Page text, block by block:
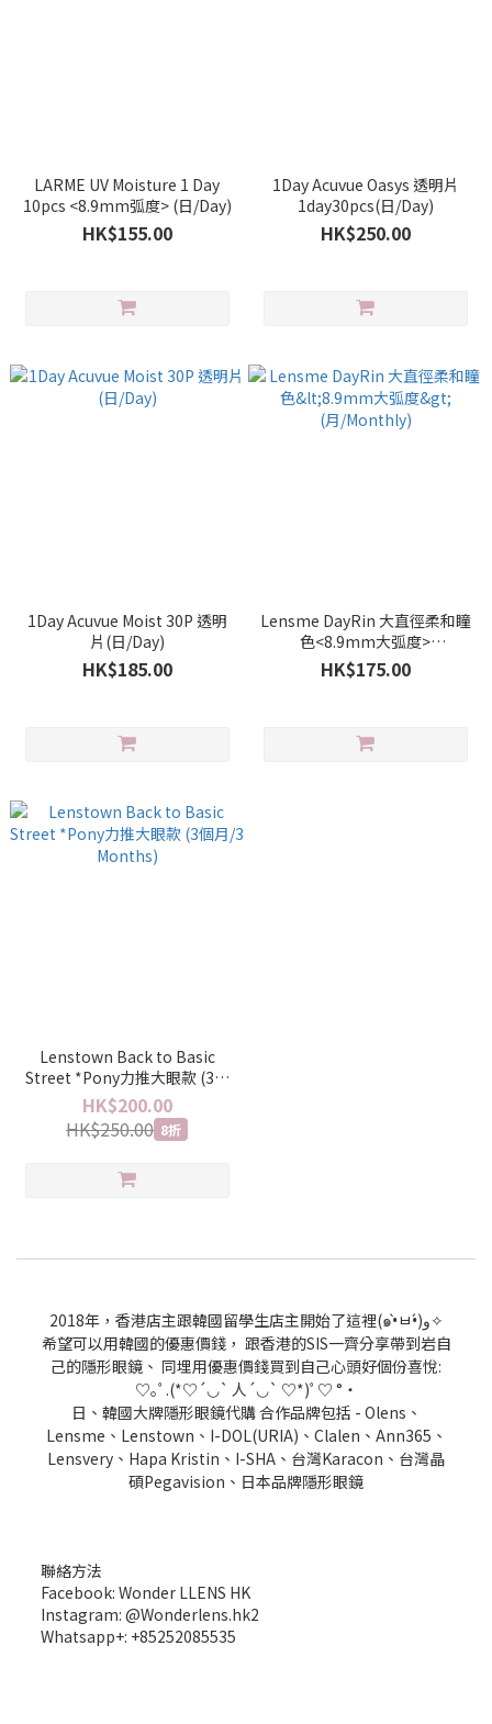
LARME UV Moisture 1 Day
10pcs <8.9mm弧度> (日/Day)
HK$155.00
1Day Acuvue Oasys 透明片
1day30pcs(日/Day)
HK$250.00
1Day Acuvue Moist 30P 透明
片(日/Day)
HK$185.00
Lensme DayRin 大直徑柔和瞳
色<8.9mm大弧度>
(月/Monthly)
HK$175.00
Lenstown Back to Basic
Street *Pony力推大眼款 (3個
月/3 Months)
HK$200.00
HK$250.00 8折
2018年，香港店主跟韓國留學生店主開始了這裡(๑•̀ㅂ•́)و✧
希望可以用韓國的優惠價錢， 跟香港的SIS一齊分享帶到岩自
己的隱形眼鏡、 同埋用優惠價錢買到自己心頭好個份喜悅:
♡｡ﾟ.(*♡´◡` 人´◡` ♡*)ﾟ♡ °・
日、韓國大牌隱形眼鏡代購 合作品牌包括 - Olens、
Lensme、Lenstown、I-DOL(URIA)、Clalen、Ann365、
Lensvery、Hapa Kristin、I-SHA、台灣Karacon、台灣晶
碩Pegavision、日本品牌隱形眼鏡
聯絡方法
Facebook: Wonder LLENS HK
Instagram: @Wonderlens.hk2
Whatsapp+: +85252085535